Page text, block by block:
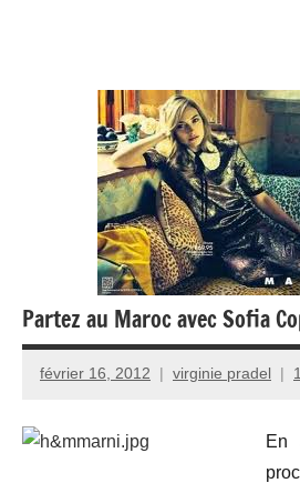
Partez au Maroc avec Sofia
février 16, 2012 virginie pradel
En